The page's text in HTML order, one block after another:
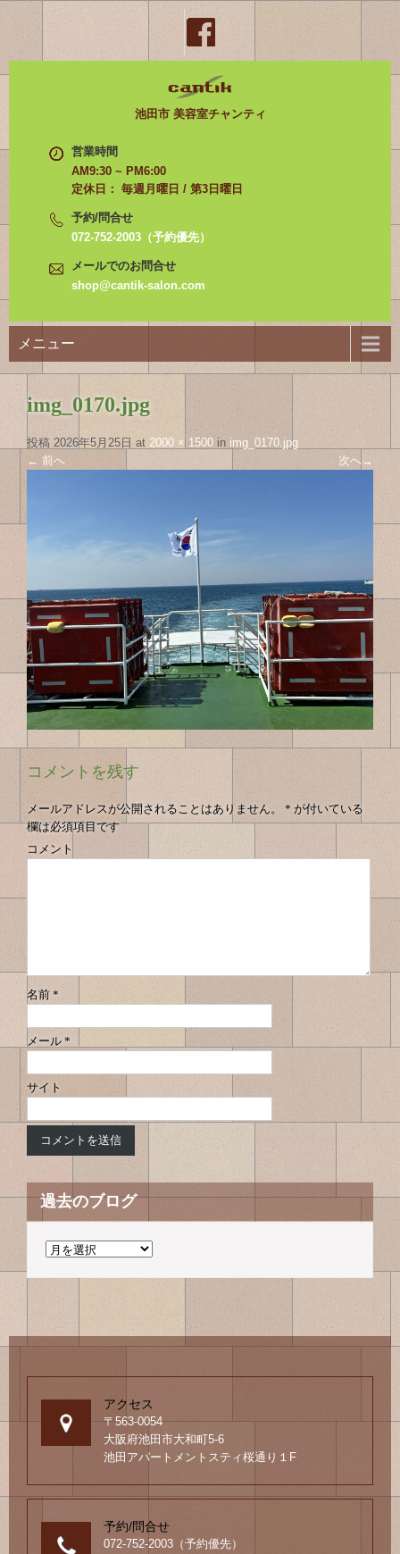
池田市 美容室チャンティ
営業時間
AM9:30 ~ PM6:00
定休日： 毎週月曜日 / 第3日曜日
予約/問合せ
072-752-2003（予約優先）
メールでのお問合せ
shop@cantik-salon.com
メニュー
img_0170.jpg
投稿2026年5月25日at 2000 × 1500 in img_0170.jpg
← 前へ 次へ→
コメントを残す
メールアドレスが公開されることはありません。 *が付いている
欄は必須項目です
コメント
名前 *
メール *
サイト
過去のブログ
過
の
ロ
グ
アクセス
〒563-0054
大阪府池田市大和町5-6
池田アパートメントスティ桜通り１F
予約/問合せ
072-752-2003（予約優先）